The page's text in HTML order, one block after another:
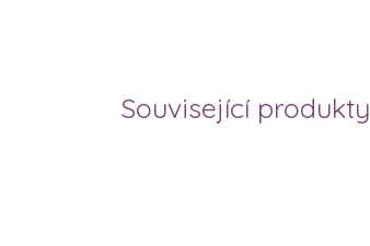
Související produkty